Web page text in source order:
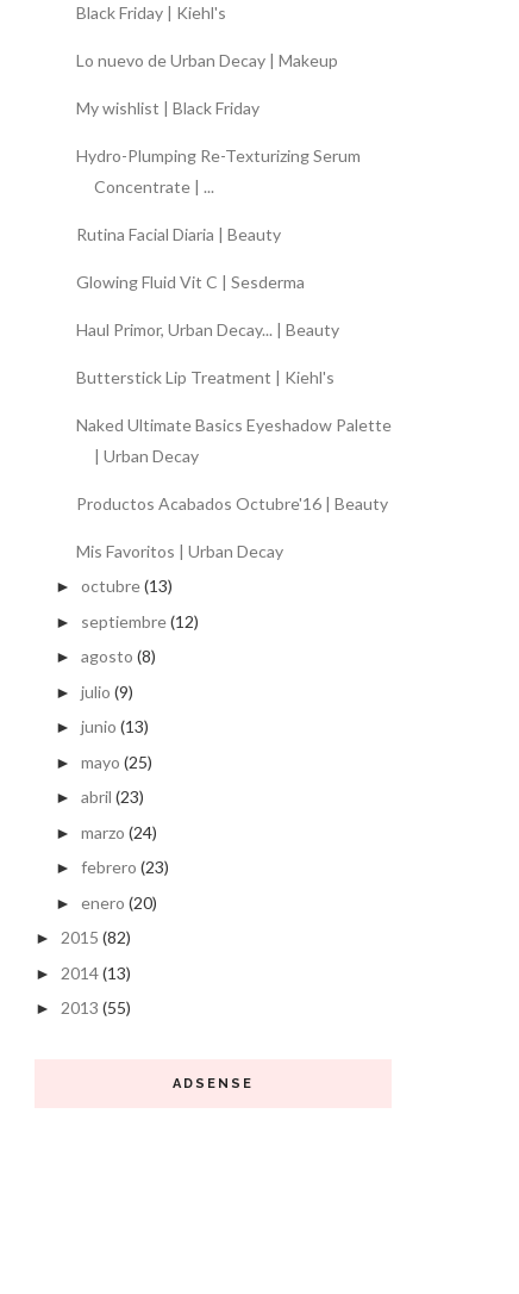
Black Friday | Kiehl's
Lo nuevo de Urban Decay | Makeup
My wishlist | Black Friday
Hydro-Plumping Re-Texturizing Serum
Concentrate | ...
Rutina Facial Diaria | Beauty
Glowing Fluid Vit C | Sesderma
Haul Primor, Urban Decay... | Beauty
Butterstick Lip Treatment | Kiehl's
Naked Ultimate Basics Eyeshadow Palette
| Urban Decay
Productos Acabados Octubre'16 | Beauty
Mis Favoritos | Urban Decay
► octubre(13)
► septiembre(12)
► agosto (8)
► julio (9)
► junio (13)
► mayo (25)
► abril (23)
► marzo (24)
► febrero (23)
► enero (20)
► 2015 (82)
► 2014(13)
► 2013 (55)
ADSENSE